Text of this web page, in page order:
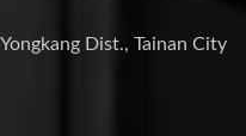
Dist., Tainan City